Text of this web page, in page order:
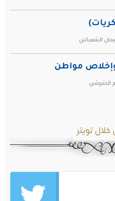
الشعباني
مواطن
الحتيرشي
خلال تويتر